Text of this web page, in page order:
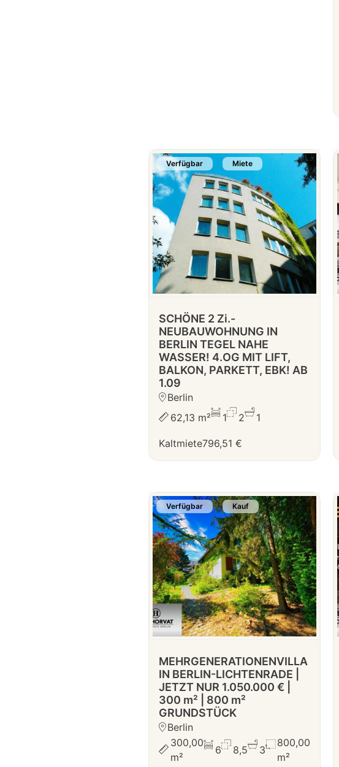
Verfügbar Miete
SCHÖNE 2 Zi.-
NEUBAUWOHNUNG IN
BERLIN TEGEL NAHE
WASSER! 4.OG MIT LIFT,
BALKON, PARKETT, EBK! AB
1.09
Berlin
62,13 m²
1 2 1
Kaltmiete796,51 €
Verfügbar Kauf
MEHRGENERATIONENVILLA
IN BERLIN-LICHTENRADE |
JETZT NUR 1.050.000 € |
300 m² | 800 m²
GRUNDSTÜCK
Berlin
300,00
m²
6 8,5 3
800,00
m²